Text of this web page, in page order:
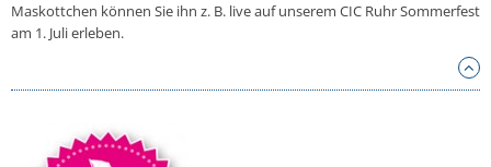
Maskottchen können Sie ihn z. B. live auf unserem CIC Ruhr Sommerfest
am 1. Juli erleben.